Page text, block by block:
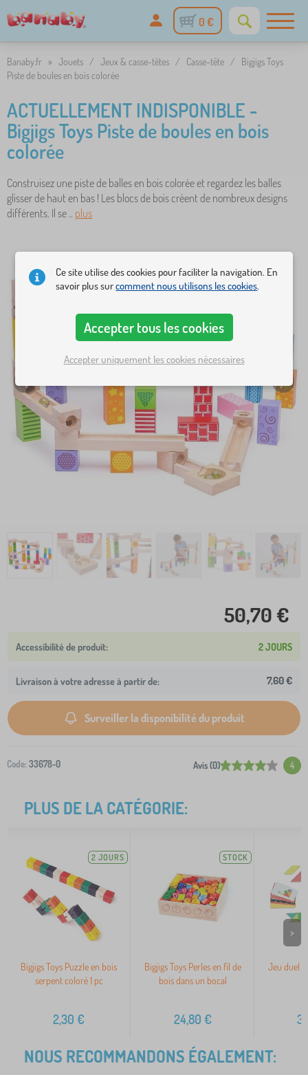
0 €
Banaby.fr » Jouets / Jeux & casse-têtes / Casse-tête /
Bigjigs Toys
Piste de boules en bois colorée
ACTUELLEMENT INDISPONIBLE -
Bigjigs Toys Piste de boules en bois
colorée
Construisez une piste de balles en bois colorée et regardez les balles
glisser de haut en bas ! Les blocs de bois créent de nombreux designs
différents. Il se .. plus
50,70 €
2 JOURS
Livraison à votre adresse à partir de: 7,60 €
Surveiller la disponibilité du produit
Code: 33678-0 Avis (0) 4
PLUS DE LA CATÉGORIE:
2 JOURS
Bigjigs Toys Puzzle en bois
serpent coloré 1 pc
2,30 €
STOCK
Bigjigs Toys Perles en fil de
bois dans un bocal
24,80 €
Jeu duel
>
NOUS RECOMMANDONS ÉGALEMENT:
Ce site utilise des cookies pour faciliter la navigation. En
savoir plus surcomment nous utilisons les cookies.
Accepter tous les cookies
Accepter uniquement les cookies nécessaires